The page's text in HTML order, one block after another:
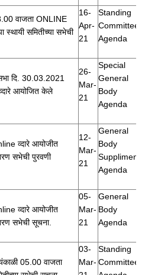
वाजता ONLINE
समितीच्या सभेची
16-
Apr-
21
Standing
Committee
Agenda
दि. 30.03.2021
आयोजित केले
26-
Mar-
21
Special
General
Body
Agenda
व्दारे आयोजीत
सभेची पुरवणी
12-
Mar-
21
General
Body
Suppliment
Agenda
व्दारे आयोजीत
सभेची सूचना.
05-
Mar-
21
General
Body
Agenda
05.00 वाजता
03-
Mar-
Standing
Committee